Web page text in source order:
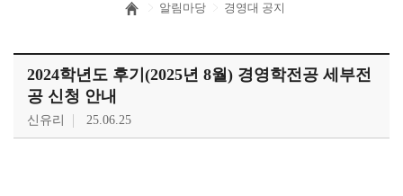
알림마당 경영대 공지
2024학년도 후기(2025년 8월) 경영학전공 세부전
공 신청 안내
신유리 25.06.25